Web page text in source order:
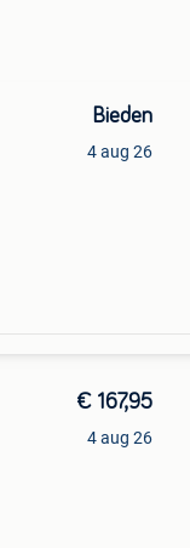
Bieden
4 aug 26
€ 167,95
4 aug 26